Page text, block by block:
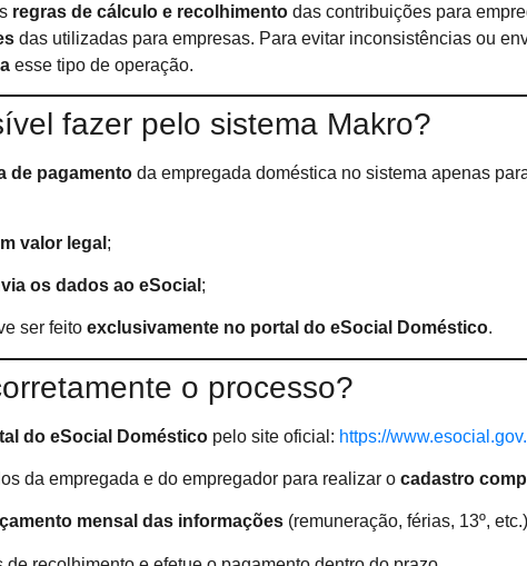
regras de cálculo e recolhimento das contribuições para
das utilizadas para empresas. Para evitar inconsistências ou
esse tipo de operação.
fazer pelo sistema Makro?
de pagamento da empregada doméstica no sistema apenas
valor legal ;
os dados ao eSocial ;
ser feito exclusivamente no portal do eSocial Doméstico.
o processo?
do eSocial Doméstico pelo site oficial: https://
da empregada e do empregador para realizar o cadastro
mensal das informações (remuneração, férias, 13º,